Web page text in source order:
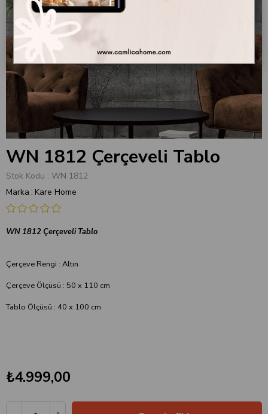
WN 1812 Çerçeveli Tablo
Stok Kodu
WN 1812
Marka : Kare Home
WN 1812 Çerçeveli Tablo
Çerçeve Rengi : Altın
Çerçeve Ölçüsü : 50 x 110 cm
Tablo Ölçüsü : 40 x 100 cm
₺4.999,00